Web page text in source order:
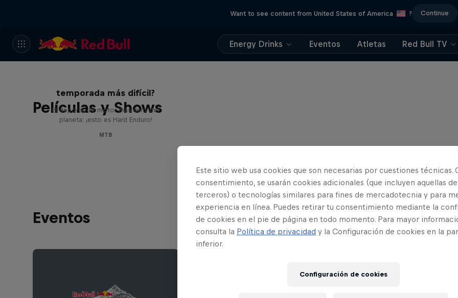
Want to see content from United States of America ? Continue
Energy Drinks Eventos Atletas Red Bull TV
Películas y Shows
temporada más difícil?
El deporte de motor más duro del
planeta: ¡esto es Hard Enduro!
MTB
Eventos
Este sitio web usa cookies que son necesarias por cuestiones técnicas.
consentimiento, se usarán cookies adicionales (que incluyen aquellas de
terceros) o tecnologías similares para fines de mercadotecnia y para
experiencia en línea. Puedes retirar tu consentimiento mediante la
de cookies en el pie de página en todo momento. Para mayor
consulta la Política de privacidad y la Configuración de cookies en la
inferior.
Configuración de cookies